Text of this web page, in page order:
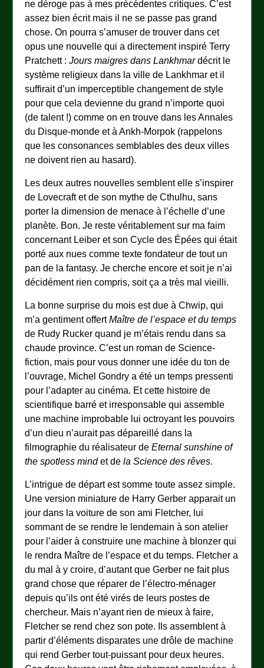
ne déroge pas à mes précédentes critiques. C’est
assez bien écrit mais il ne se passe pas grand
chose. On pourra s’amuser de trouver dans cet
opus une nouvelle qui a directement inspiré Terry
Pratchett :Jours maigres dans Lankhmardécrit le
système religieux dans la ville de Lankhmar et il
suffirait d’un imperceptible changement de style
pour que cela devienne du grand n’importe quoi
(de talent !) comme on en trouve dans les Annales
du Disque-monde et à Ankh-Morpok (rappelons
que les consonances semblables des deux villes
ne doivent rien au hasard).
Les deux autres nouvelles semblent elle s’inspirer
de Lovecraft et de son mythe de Cthulhu, sans
porter la dimension de menace à l’échelle d’une
planète. Bon. Je reste véritablement sur ma faim
concernant Leiber et son Cycle des Épées qui était
porté aux nues comme texte fondateur de tout un
pan de la fantasy. Je cherche encore et soit je n’ai
décidément rien compris, soit ça a très mal vieilli.
La bonne surprise du mois est due à Chwip, qui
m’a gentiment offertMaître de l’espace et du temps
de Rudy Rucker quand je m’étais rendu dans sa
chaude province. C’est un roman de Science-
fiction, mais pour vous donner une idée du ton de
l’ouvrage, Michel Gondry a été un temps pressenti
pour l’adapter au cinéma. Et cette histoire de
scientifique barré et irresponsable qui assemble
une machine improbable lui octroyant les pouvoirs
d’un dieu n’aurait pas dépareillé dans la
filmographie du réalisateur deEternal sunshine of
the spotless mindet dela Science des rêves.
L’intrigue de départ est somme toute assez simple.
Une version miniature de Harry Gerber apparait un
jour dans la voiture de son ami Fletcher, lui
sommant de se rendre le lendemain à son atelier
pour l’aider à construire une machine à blonzer qui
le rendra Maître de l’espace et du temps. Fletcher a
du mal à y croire, d’autant que Gerber ne fait plus
grand chose que réparer de l’électro-ménager
depuis qu’ils ont été virés de leurs postes de
chercheur. Mais n’ayant rien de mieux à faire,
Fletcher se rend chez son pote. Ils assemblent à
partir d’éléments disparates une drôle de machine
qui rend Gerber tout-puissant pour deux heures.